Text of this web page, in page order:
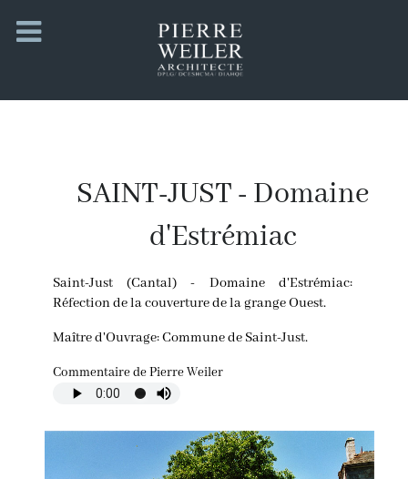
SAINT-JUST - Domaine
d'Estrémiac
Saint-Just (Cantal) - Domaine d'Estrémiac:
Réfection de la couverture de la grange Ouest.
Maître d'Ouvrage: Commune de Saint-Just.
Commentaire de Pierre Weiler